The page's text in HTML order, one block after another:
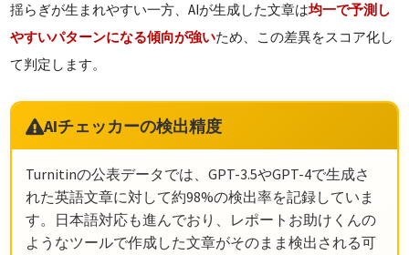
揺らぎが生まれやすい一方、AIが生成した文章は均一で予測し
やすいパターンになる傾向が強いため、この差異をスコア化し
て判定します。
AIチェッカーの検出精度
Turnitinの公表データでは、GPT-3.5やGPT-4で生成さ
れた英語文章に対して約98%の検出率を記録していま
す。日本語対応も進んでおり、レポートお助けくんの
ようなツールで作成した文章がそのまま検出される可